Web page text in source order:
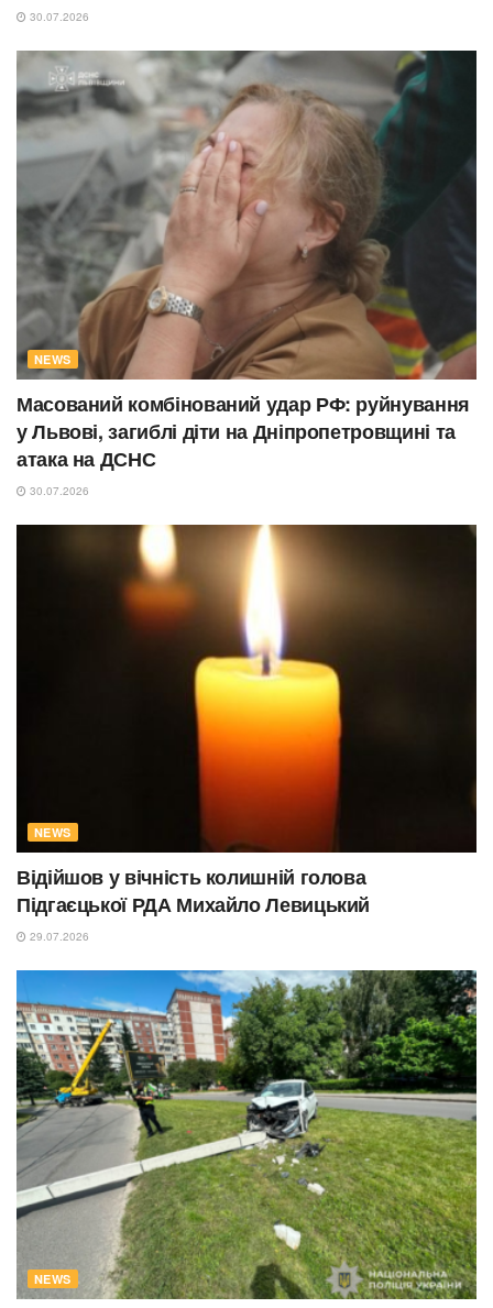
30.07.2026
NEWS
Масований комбінований удар РФ: руйнування
у Львові, загиблі діти на Дніпропетровщині та
атака на ДСНС
30.07.2026
NEWS
Відійшов у вічність колишній голова
Підгаєцької РДА Михайло Левицький
29.07.2026
NEWS